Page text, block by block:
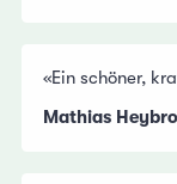
«Ein schöner,
Mathias